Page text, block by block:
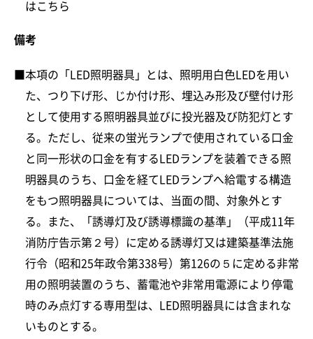
はこちら
備考
本項の「LED照明器具」とは、照明用白色LEDを用い
た、つり下げ形、じか付け形、埋込み形及び壁付け形
として使用する照明器具並びに投光器及び防犯灯とす
る。ただし、従来の蛍光ランプで使用されている口金
と同一形状の口金を有するLEDランプを装着できる照
明器具のうち、口金を経てLEDランプへ給電する構造
をもつ照明器具については、当面の間、対象外とす
る。また、「誘導灯及び誘導標識の基準」（平成11年
消防庁告示第２号）に定める誘導灯又は建築基準法施
行令（昭和25年政令第338号）第126の５に定める非常
用の照明装置のうち、蓄電池や非常用電源により停電
時のみ点灯する専用型は、LED照明器具には含まれな
いものとする。